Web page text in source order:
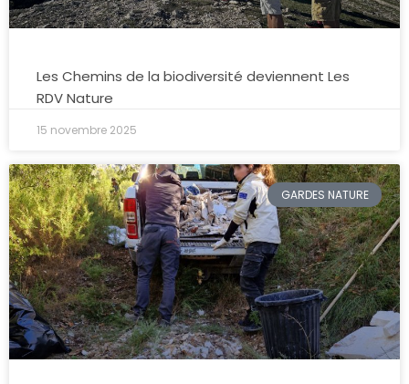
Les Chemins de la biodiversité deviennent Les
RDV Nature
15 novembre 2025
GARDES NATURE